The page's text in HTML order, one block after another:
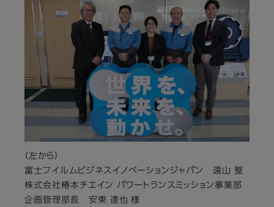
（左から）
富士フイルムビジネスイノベーションジャパン 遠山 整
株式会社椿本チエイン パワートランスミッション事業部
企画管理部長 安東 達也 様